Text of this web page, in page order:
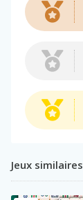
Jeux similaires